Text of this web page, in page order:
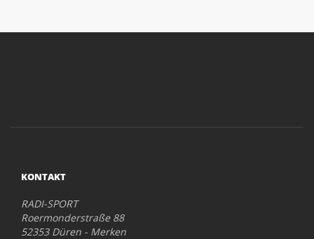
KONTAKT
RADI-SPORT
Roermonderstraße 88
52353 Düren - Merken